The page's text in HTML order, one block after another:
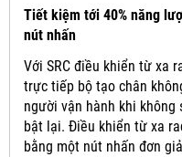
Tiết kiệm tới 40% năng
nút nhấn
Với SRC điều khiển từ xa
trực tiếp bộ tạo chân
người vận hành khi không
bật lại. Điều khiển từ xa
bằng một nút nhấn đơn